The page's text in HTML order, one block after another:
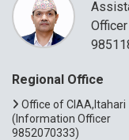
Officer
Regional Office
Office of CIAA,Itahari
(Information Officer
9852070333)